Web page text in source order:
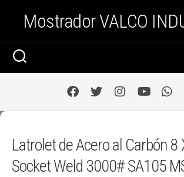
Mostrador VALCO
Latrolet de Acero al Carbón 8
Socket Weld 3000# SA105